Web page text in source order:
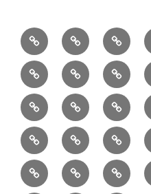
1/10：
材
料
10/10：
ジ
ュ
エ
リ
ー
2/10：
製
作
6/10：
読
書
7/10：
食・
健
康
8/10：
リ
フ
ォ
ー
ム
②
半
月
型
③
巾
着
袋
（縦
長）
④
巾
着
袋
（小）
⑧
メ
ッ
セ
⑨
ミ
シ
ン
⑩
マ
チ
無
⑭
ボ
⑮
ボ
⑯
ヘ